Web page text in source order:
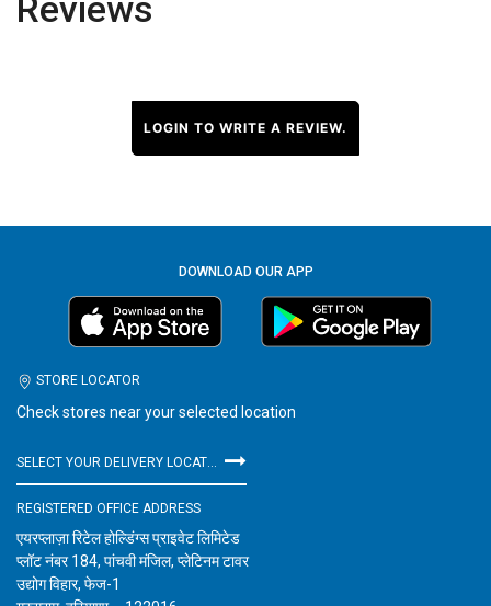
Reviews
LOGIN TO WRITE A REVIEW.
DOWNLOAD OUR APP
STORE LOCATOR
Check stores near your selected location
REGISTERED OFFICE ADDRESS
एयरप्लाज़ा रिटेल होल्डिंग्स प्राइवेट लिमिटेड
प्लॉट नंबर 184, पांचवी मंजिल, प्लेटिनम टावर
उद्योग विहार, फेज-1